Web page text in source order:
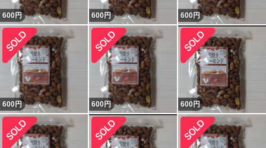
600円 600円 600円
600円 600円 600円